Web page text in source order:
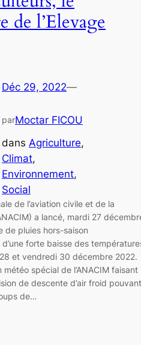
de l’Elevage
Déc 29, 2022—
parMoctar FICOU
dans Agriculture
Climat
Environnement
Social
de l’aviation civile et de la
a lancé, mardi 27
de pluies hors-saison
forte baisse des
et vendredi 30 décembre 2022.
météo spécial de l’ANACIM faisant
de descente d’air froid pouvant
de…